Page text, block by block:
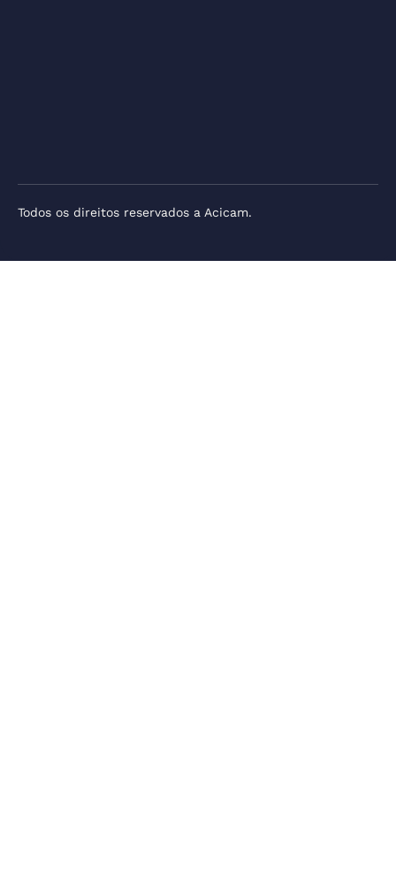
Todos os direitos reservados a Acicam.